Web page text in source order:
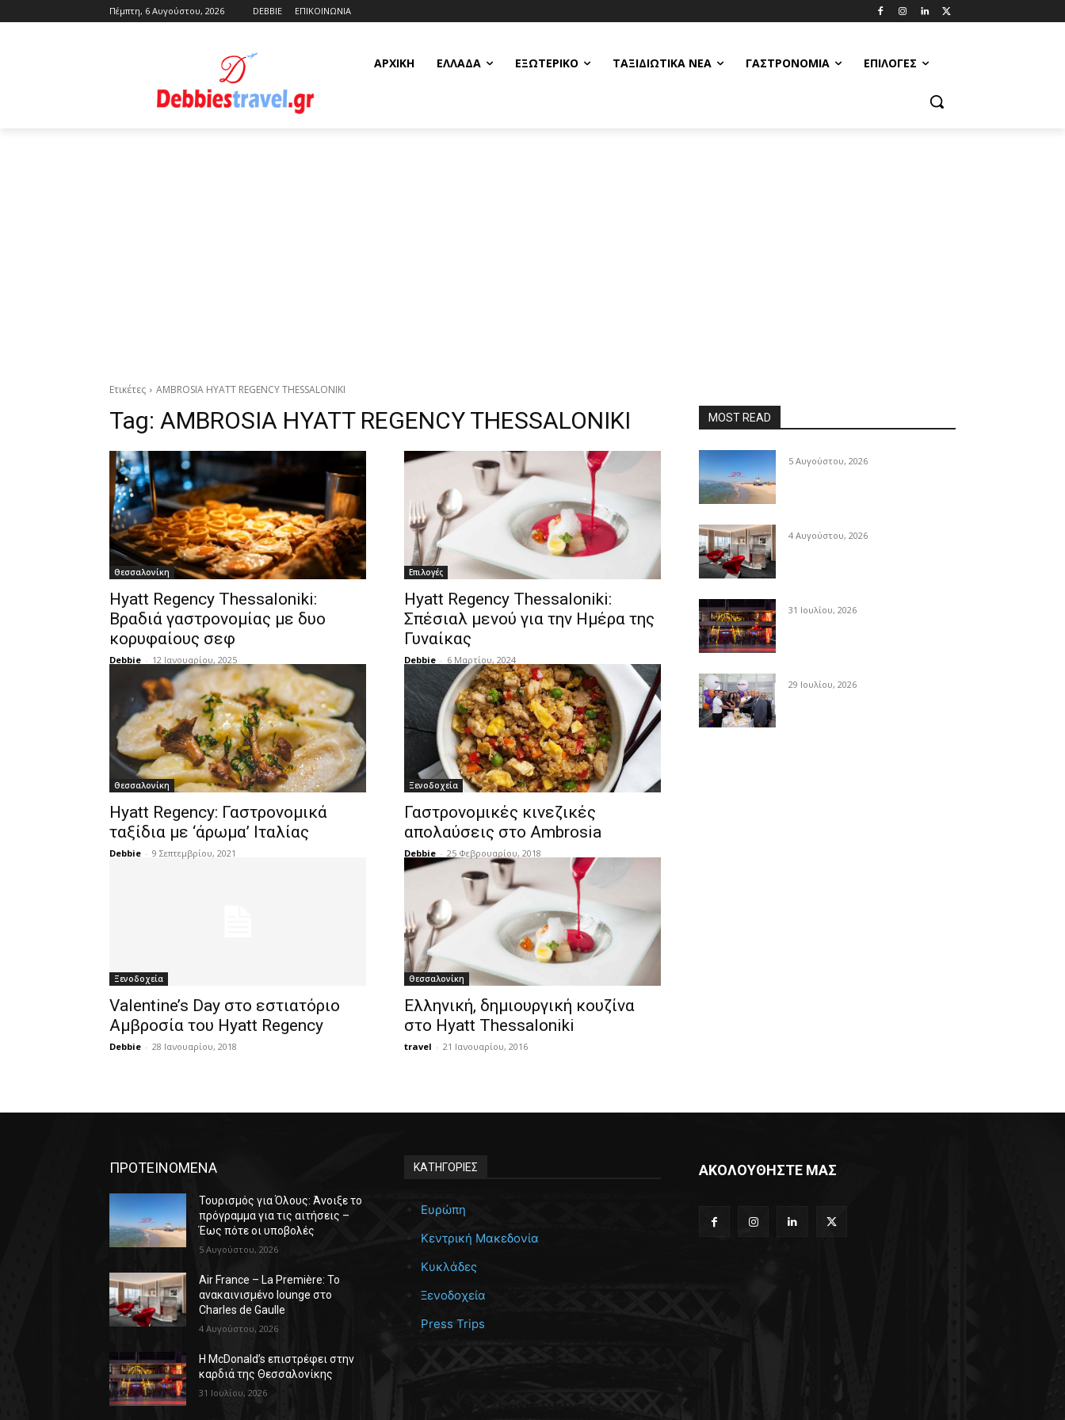
Πέμπτη, 6 Αυγούστου, 2026 DEBBIE ΕΠΙΚΟΙΝΩΝΙΑ
ΑΡΧΙΚΗ ΕΛΛΆΔΑ ΕΞΩΤΕΡΙΚΌ ΤΑΞΙΔΙΩΤΙΚΆ ΝΈΑ ΓΑΣΤΡΟΝΟΜΊΑ ΕΠΙΛΟΓΈΣ
Ετικέτες AMBROSIA HYATT REGENCY THESSALONIKI
Tag: AMBROSIA HYATT REGENCY THESSALONIKI
Θεσσαλονίκη
Hyatt Regency Thessaloniki:
Βραδιά γαστρονομίας με δυο
κορυφαίους σεφ
Debbie - 12 Ιανουαρίου, 2025
Επιλογές
Hyatt Regency Thessaloniki:
Σπέσιαλ μενού για την Ημέρα της
Γυναίκας
Debbie - 6 Μαρτίου, 2024
Θεσσαλονίκη
Hyatt Regency: Γαστρονομικά
ταξίδια με ‘άρωμα’ Ιταλίας
Debbie - 9 Σεπτεμβρίου, 2021
Ξενοδοχεία
Γαστρονομικές κινεζικές
απολαύσεις στο Ambrosia
Debbie - 25 Φεβρουαρίου, 2018
Ξενοδοχεία
Valentine’s Day στο εστιατόριο
Αμβροσία του Hyatt Regency
Debbie - 28 Ιανουαρίου, 2018
Θεσσαλονίκη
Ελληνική, δημιουργική κουζίνα
στο Hyatt Thessaloniki
travel - 21 Ιανουαρίου, 2016
MOST READ
5 Αυγούστου, 2026
4 Αυγούστου, 2026
31 Ιουλίου, 2026
29 Ιουλίου, 2026
ΠΡΟΤΕΙΝΟΜΕΝΑ
Τουρισμός για Όλους: Άνοιξε το
πρόγραμμα για τις αιτήσεις –
Έως πότε οι υποβολές
5 Αυγούστου, 2026
Air France – La Première: Το
ανακαινισμένο lounge στο
Charles de Gaulle
4 Αυγούστου, 2026
Η McDonald’s επιστρέφει στην
καρδιά της Θεσσαλονίκης
31 Ιουλίου, 2026
ΚΑΤΗΓΟΡΙΕΣ
Ευρώπη
Κεντρική Μακεδονία
Κυκλάδες
Ξενοδοχεία
Press Trips
ΑΚΟΛΟΥΘΗΣΤΕ ΜΑΣ